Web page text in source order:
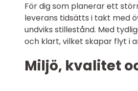
För dig som planerar ett
leverans tidsätts i takt med
undviks stillestånd. Med
och klart, vilket skapar flyt i
Miljö, kvalitet